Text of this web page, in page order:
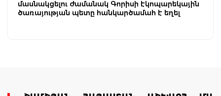
մասնակցելու ժամանակ Գորիսի էկոպարեկային
ծառայության պետը հանկարծամահ է եղել